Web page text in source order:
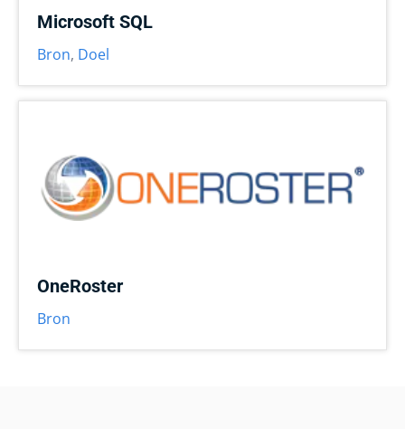
Microsoft SQL
Bron, Doel
OneRoster
Bron